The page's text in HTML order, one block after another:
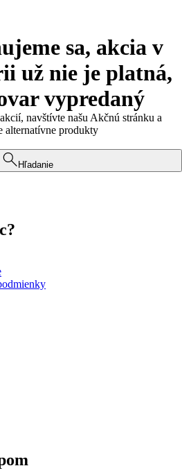
sa, akcia v
už nie je platná,
vypredaný
navštívte našu Akčnú stránku a
alternatívne produkty
Hľadanie